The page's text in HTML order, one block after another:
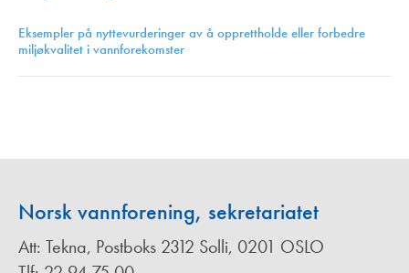
Eksempler på nyttevurderinger av å opprettholde eller forbedre
miljøkvalitet i vannforekomster
Norsk vannforening, sekretariatet
Att: Tekna, Postboks 2312 Solli, 0201 OSLO